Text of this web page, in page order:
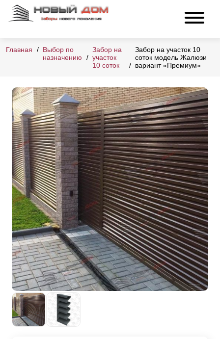
Главная
Выбор по
назначению
Забор на
участок
10 соток
Забор на участок 10
соток модель Жалюзи
вариант «Премиум»